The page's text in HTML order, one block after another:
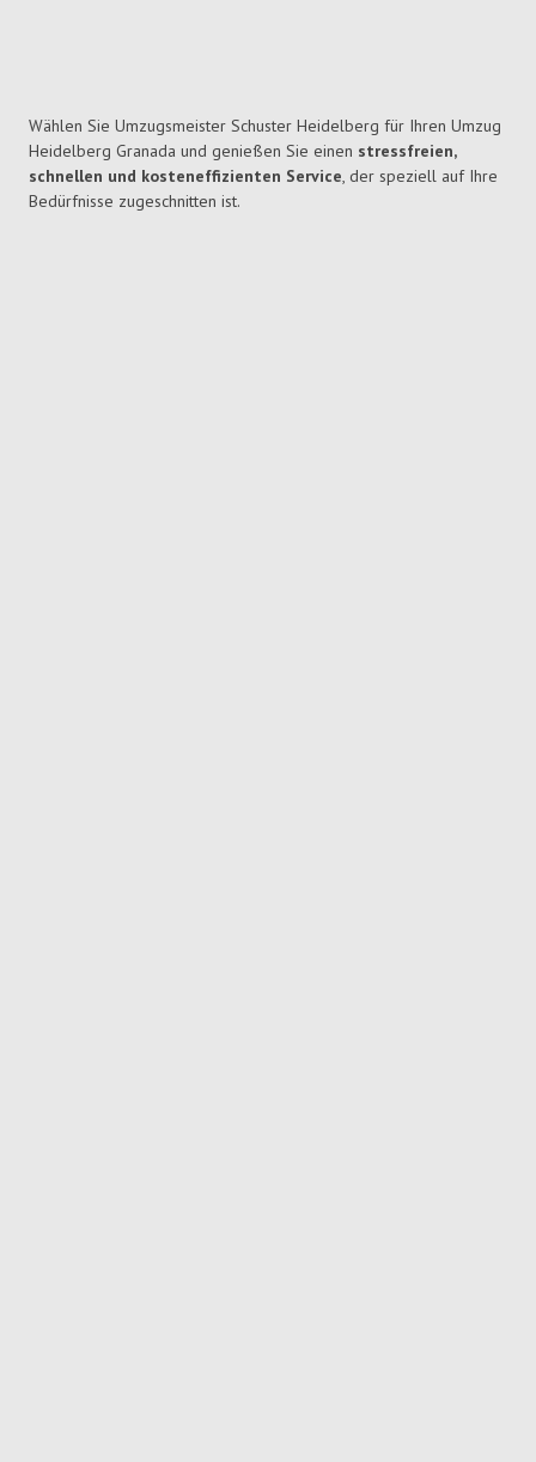
Wählen Sie Umzugsmeister Schuster Heidelberg für Ihren Umzug
Heidelberg Granada und genießen Sie einen stressfreien,
schnellen und kosteneffizienten Service, der speziell auf Ihre
Bedürfnisse zugeschnitten ist.